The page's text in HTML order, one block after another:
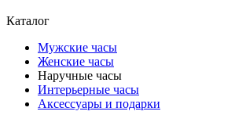
Каталог
Мужские часы
Женские часы
Наручные часы
Интерьерные часы
Аксессуары и подарки